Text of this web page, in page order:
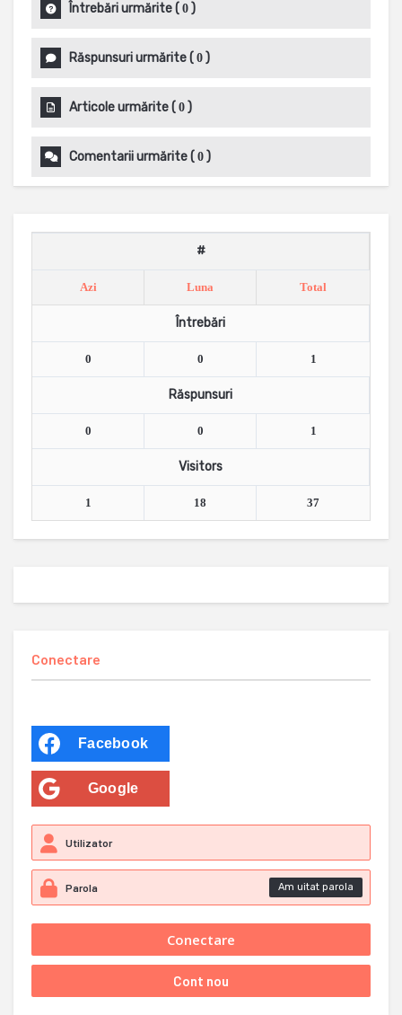
Întrebări urmărite( 0 )
Răspunsuri urmărite( 0 )
Articole urmărite( 0 )
Comentarii urmărite( 0 )
#
Azi Luna Total
Întrebări
0 0 1
Răspunsuri
0 0 1
Visitors
1 18 37
Conectare
Facebook
Google
Am uitat parola